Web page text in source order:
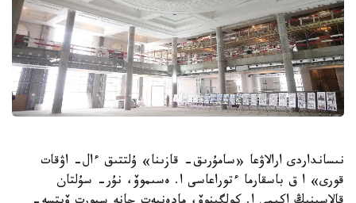
نىسانداردى ارالاۋعا «سامۇرىق- قازىنا» ۇلتتىق ءال- اۋقات
قورى» ا ق باسقارما ءتوراعاسى ا. ەسىموۆ، نۇر- سۇلتان